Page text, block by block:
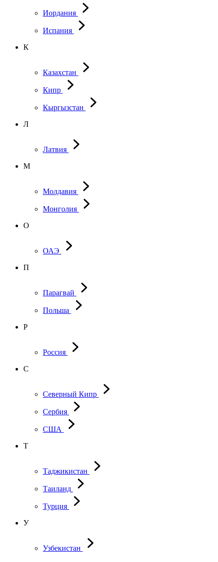
Иордания
Испания
К
Казахстан
Кипр
Кыргызстан
Л
Латвия
М
Молдавия
Монголия
О
ОАЭ
П
Парагвай
Польша
Р
Россия
С
Северный Кипр
Сербия
США
Т
Таджикистан
Таиланд
Турция
У
Узбекистан